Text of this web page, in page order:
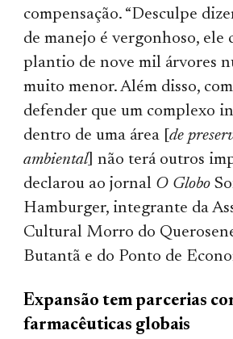
compensação. “Desculpe
de manejo é vergonhoso, ele
plantio de nove mil árvores
muito menor. Além disso,
defender que um complexo
dentro de uma área [de
ambiental] não terá outros
declarou ao jornal O Globo
Hamburger, integrante da
Cultural Morro do
Butantã e do Ponto de
Expansão tem parcerias
farmacêuticas globais